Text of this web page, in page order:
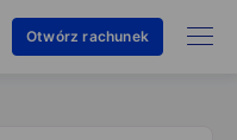
Otwórz rachunek